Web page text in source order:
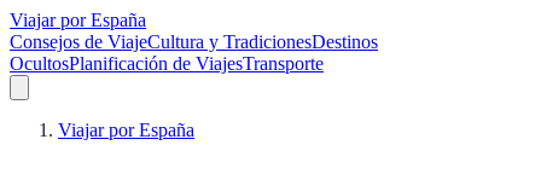
Viajar por España
Consejos de ViajeCultura y TradicionesDestinos
OcultosPlanificación de ViajesTransporte
Viajar por España